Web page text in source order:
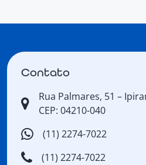
Contato
Rua Palmares, 51 –
CEP: 04210-040
(11) 2274-7022
(11) 2274-7022